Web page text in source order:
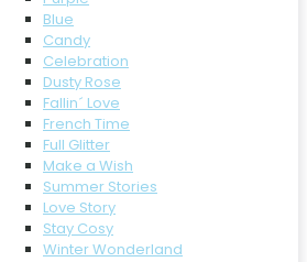
Blue
Candy
Celebration
Dusty Rose
Fallin´ Love
French Time
Full Glitter
Make a Wish
Summer Stories
Love Story
Stay Cosy
Winter Wonderland